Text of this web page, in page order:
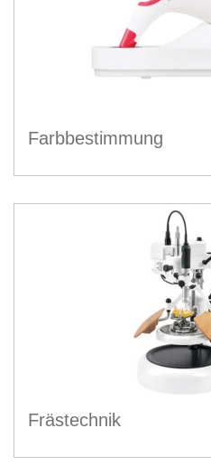
Farbbestimmung
Frästechnik